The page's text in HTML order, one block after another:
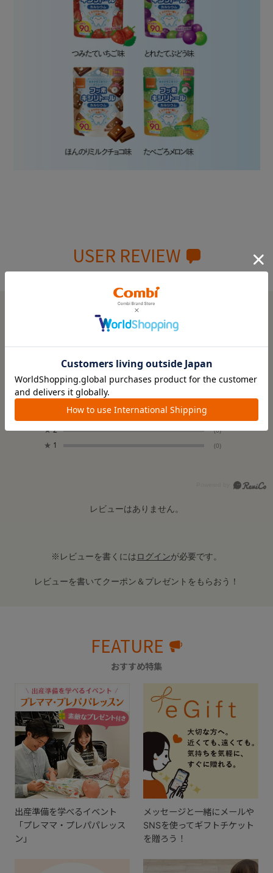
USER REVIEW
ユーザーレビュー
0.0
レビュー件数：0件
★5 (0)
★4 (0)
★2 (0)
★ 1 (0)
レビューはありません。
※レビューを書くにはログインが必要です。
レビューを書いてクーポン＆プレゼントをもらおう！
FEATURE
おすすめ特集
出産準備を学べるイベント
「プレママ・プレパパレッス
ン」
メッセージと一緒にメールや
SNSを使ってギフトチケット
を贈ろう！